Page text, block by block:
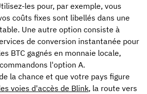
les pour, par exemple, vous
coûts fixes sont libellés dans une
Une autre option consiste à
de conversion instantanée pour
BTC gagnés en monnaie locale,
l'option A.
la chance et que votre pays figure
voies d'accès de Blink, la route vers